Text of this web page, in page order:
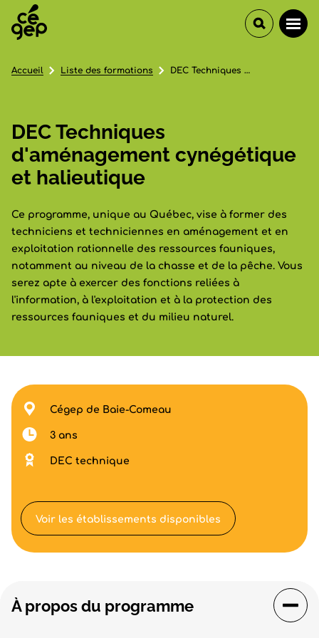
DEC Techniques
d'aménagement cynégétique
et halieutique
Ce programme, unique au Québec, vise à former des
techniciens et techniciennes en aménagement et en
exploitation rationnelle des ressources fauniques,
notamment au niveau de la chasse et de la pêche. Vous
serez apte à exercer des fonctions reliées à
l'information, à l'exploitation et à la protection des
ressources fauniques et du milieu naturel.
Accueil Liste des formations DEC Techniques d'aménagement cynégétique et halieutique
À propos du programme
Cégep de Baie-Comeau
3 ans
DEC technique
Voir les établissements disponibles